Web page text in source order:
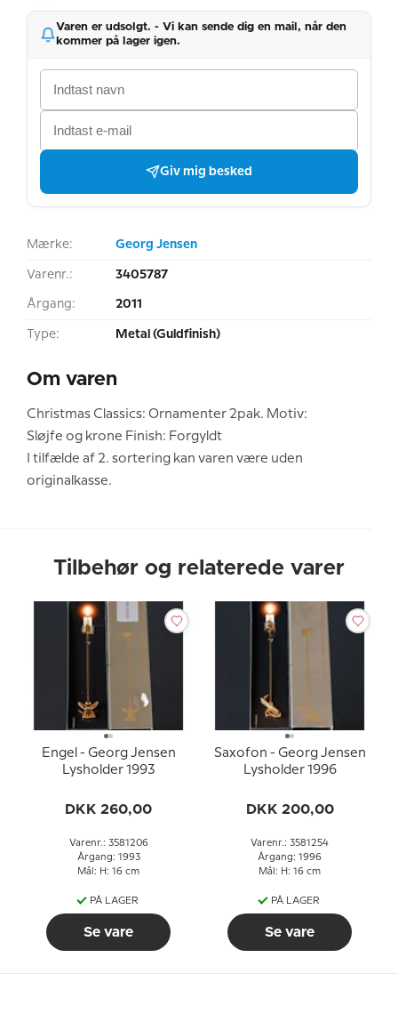
Varen er udsolgt. - Vi kan sende dig en mail, når den
kommer på lager igen.
Giv mig besked
Mærke: Georg Jensen
Varenr.: 3405787
Årgang: 2011
Type: Metal (Guldfinish)
Om varen
Christmas Classics: Ornamenter 2pak. Motiv:
Sløjfe og krone Finish: Forgyldt
I tilfælde af 2. sortering kan varen være uden
originalkasse.
Tilbehør og relaterede varer
Engel - Georg Jensen
Lysholder 1993
DKK 260,00
Varenr.: 3581206
Årgang: 1993
Mål: H: 16 cm
PÅ LAGER
Se vare
Saxofon - Georg Jensen
Lysholder 1996
DKK 200,00
Varenr.: 3581254
Årgang: 1996
Mål: H: 16 cm
PÅ LAGER
Se vare